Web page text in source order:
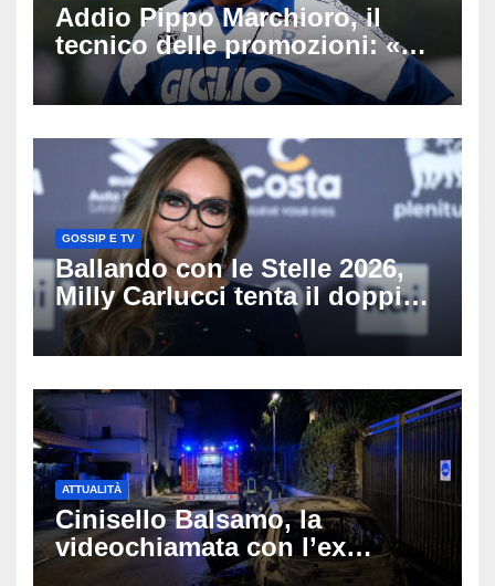
Addio Pippo Marchioro, il
tecnico delle promozioni: «Ha
scritto pagine indimenticabili
del nostro calcio»
GOSSIP E TV
Ballando con le Stelle 2026,
Milly Carlucci tenta il doppio
colpo: tra i papabili Ornella
Muti e Monica Guerritore
ATTUALITÀ
Cinisello Balsamo, la
videochiamata con l’ex
fidanzata e il dramma: 35enne